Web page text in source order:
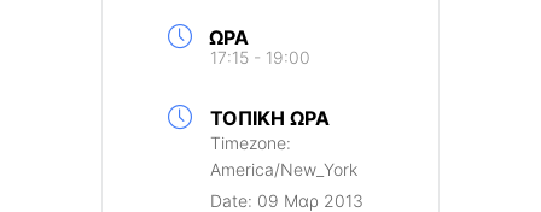
ΏΡΑ
17:15 - 19:00
ΤΟΠΙΚΉ ΏΡΑ
Timezone:
America/New_York
Date: 09 Μαρ 2013